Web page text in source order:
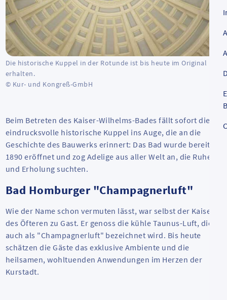
Die historische Kuppel in der Rotunde ist bis heute im Original
erhalten.
© Kur- und Kongreß-GmbH
Beim Betreten des Kaiser-Wilhelms-Bades fällt sofort die
eindrucksvolle historische Kuppel ins Auge, die an die
Geschichte des Bauwerks erinnert: Das Bad wurde bereits
1890 eröffnet und zog Adelige aus aller Welt an, die Ruhe
und Erholung suchten.
Bad Homburger "Champagnerluft"
Wie der Name schon vermuten lässt, war selbst der Kaiser
des Öfteren zu Gast. Er genoss die kühle Taunus-Luft, die
auch als "Champagnerluft" bezeichnet wird. Bis heute
schätzen die Gäste das exklusive Ambiente und die
heilsamen, wohltuenden Anwendungen im Herzen der
Kurstadt.